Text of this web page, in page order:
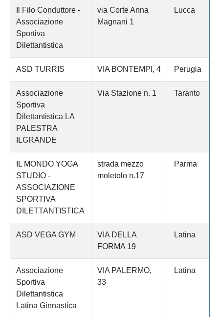
Il Filo Conduttore -
Associazione
Sportiva
Dilettantistica
via Corte Anna
Magnani 1
Lucca
ASD TURRIS VIA BONTEMPI, 4 Perugia
Associazione
Sportiva
Dilettantistica LA
PALESTRA
ILGRANDE
Via Stazione n. 1 Taranto
IL MONDO YOGA
STUDIO -
ASSOCIAZIONE
SPORTIVA
DILETTANTISTICA
strada mezzo
moletolo n.17
Parma
ASD VEGA GYM
VIA DELLA
FORMA 19
Latina
Associazione
Sportiva
Dilettantistica
Latina Ginnastica
VIA PALERMO,
33
Latina